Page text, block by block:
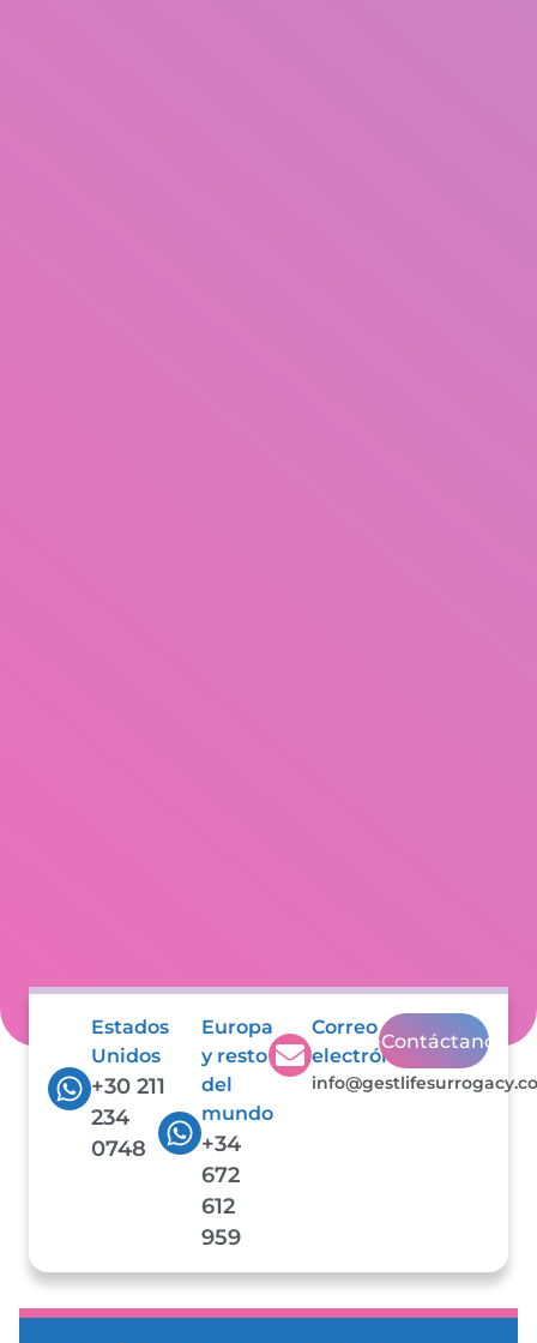
Estados
Unidos
+30 211
234
0748
Europa
y resto
del
mundo
+34
672
612
959
Correo
electrónico
Contáctanos